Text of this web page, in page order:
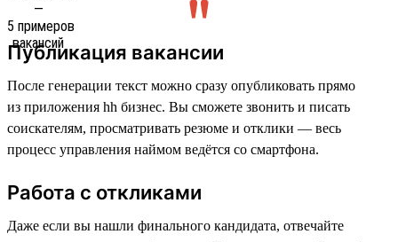
Публикация вакансии
После генерации текст можно сразу опубликовать прямо
из приложения hh бизнес. Вы сможете звонить и писать
соискателям, просматривать резюме и отклики — весь
процесс управления наймом ведётся со смартфона.
Работа с откликами
Даже если вы нашли финального кандидата, отвечайте